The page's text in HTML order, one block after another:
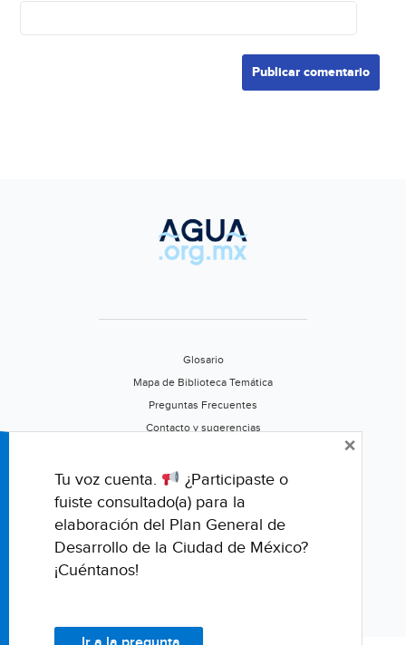
Glosario
Mapa de Biblioteca Temática
Preguntas Frecuentes
Contacto y sugerencias
Califica este portal
Tu voz cuenta.
¿Participaste o
fuiste consultado(a) para la
elaboración del Plan General de
Desarrollo de la Ciudad de México?
¡Cuéntanos!
×